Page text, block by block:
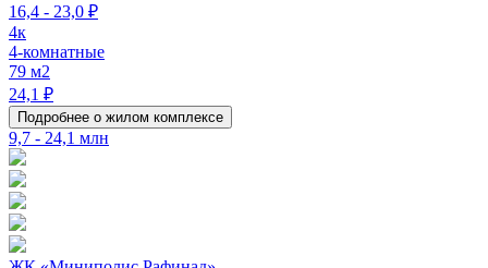
16,4 - 23,0 ₽
4к
4-комнатные
79 м2
24,1 ₽
Подробнее о жилом комплексе
9,7 - 24,1 млн